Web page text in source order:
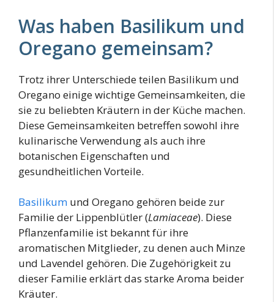
Was haben Basilikum und
Oregano gemeinsam?
Trotz ihrer Unterschiede teilen Basilikum und
Oregano einige wichtige Gemeinsamkeiten, die
sie zu beliebten Kräutern in der Küche machen.
Diese Gemeinsamkeiten betreffen sowohl ihre
kulinarische Verwendung als auch ihre
botanischen Eigenschaften und
gesundheitlichen Vorteile.
Basilikum und Oregano gehören beide zur
Familie der Lippenblütler (Lamiaceae). Diese
Pflanzenfamilie ist bekannt für ihre
aromatischen Mitglieder, zu denen auch Minze
und Lavendel gehören. Die Zugehörigkeit zu
dieser Familie erklärt das starke Aroma beider
Kräuter.